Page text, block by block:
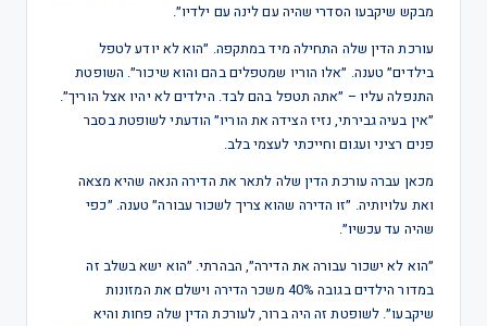
מבקש שיקבעו הסדרי שהיה עם לינה עם ילדיו״.
עורכת הדין שלה התחילה מיד במתקפה. ״הוא לא יודע לטפל
בילדים״ טענה. ״אלו הוריו שמטפלים בהם והוא שיכור״. השופטת
התנפלה עליו – ״אתה תטפל בהם לבד. הילדים לא יהיו אצל הוריך״.
״אין בעיה גבירתי, נזיז הצידה את הוריו״ הודעתי לשופטת בסבר
פנים רציני ועגום וחייכתי לעצמי בלב.
מכאן עברה עורכת הדין שלה לתאר את הדירה הנאה שהיא מצאה
ואת עלויותיה. ״זו הדירה שהוא צריך לשכור עבורה״ טענה. ״כפי
שהיה עד עכשיו״.
״הוא לא ישכור עבורה את הדירה״, הבהרתי. ״הוא ישא בשלב זה
במדור הילדים בגובה 40% משכר הדירה וישלם את המזונות
שיקבעו״. לשופטת זה היה ברור, לעורכת הדין שלה פחות והיא